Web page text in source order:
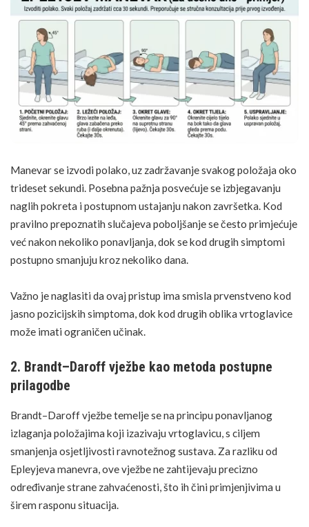
Manevar se izvodi polako, uz zadržavanje svakog položaja oko
trideset sekundi. Posebna pažnja posvećuje se izbjegavanju
naglih pokreta i postupnom ustajanju nakon završetka. Kod
pravilno prepoznatih slučajeva poboljšanje se često primjećuje
već nakon nekoliko ponavljanja, dok se kod drugih simptomi
postupno smanjuju kroz nekoliko dana.
Važno je naglasiti da ovaj pristup ima smisla prvenstveno kod
jasno pozicijskih simptoma, dok kod drugih oblika vrtoglavice
može imati ograničen učinak.
2. Brandt–Daroff vježbe kao metoda postupne
prilagodbe
Brandt–Daroff vježbetemelje se na principu ponavljanog
izlaganja položajima koji izazivaju vrtoglavicu, s ciljem
smanjenja osjetljivosti ravnotežnog sustava. Za razliku od
Epleyjeva manevra, ove vježbe ne zahtijevaju precizno
određivanje strane zahvaćenosti, što ih čini primjenjivima u
širem rasponu situacija.